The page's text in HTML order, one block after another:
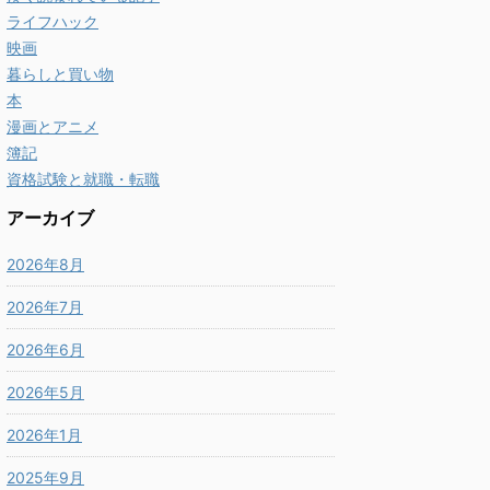
ライフハック
映画
暮らしと買い物
本
漫画とアニメ
簿記
資格試験と就職・転職
アーカイブ
2026年8月
2026年7月
2026年6月
2026年5月
2026年1月
2025年9月